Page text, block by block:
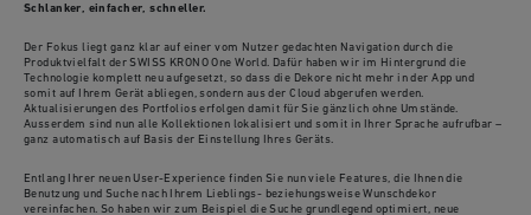
Schlanker, einfacher, schneller.
Der Fokus liegt ganz klar auf einer vom Nutzer gedachten Navigation durch die
Produktvielfalt der SWISS KRONO One World. Dafür haben wir im Hintergrund die
Technologie komplett neu aufgesetzt, so dass die Dekore nicht mehr in der App und
somit auf Ihrem Gerät abliegen, sondern aus der Cloud abgerufen werden.
Aktualisierungen des Portfolios erfolgen damit für Sie gänzlich ohne Umstände.
Ausserdem sind nun alle Kollektionen lokalisiert und somit in Ihrer Sprache aufrufbar –
ganz automatisch auf Basis der Einstellung Ihres Geräts.
Entlang Ihrer neuen User-Experience finden Sie nun viele Features, die Ihnen die
Benutzung und Suche nach Ihrem Lieblings- beziehungsweise Wunschdekor
vereinfachen. So haben wir zum Beispiel die Suche grundlegend optimiert, neue